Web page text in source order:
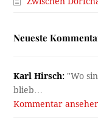
Neueste
Karl Hirsch: "Wo
blieb…
Kommentar